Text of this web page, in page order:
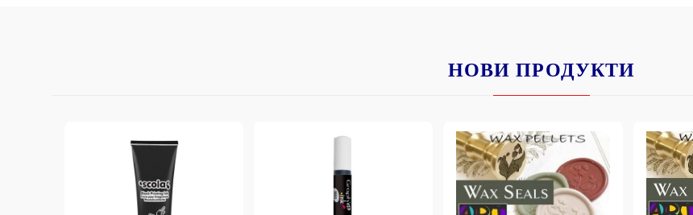
Пигментни Мастила
ЕКСКЛУЗИВНИ, АЛКОХОЛНИ и
НОВИ ПРОДУКТИ